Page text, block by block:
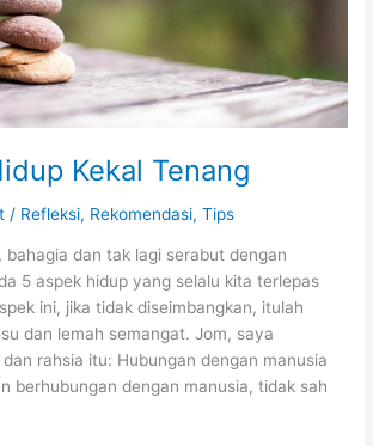
Kekal Tenang
/ Refleksi, Rekomendasi,Tips
bahagia dan tak lagi serabut dengan
5 aspek hidup yang selalu kita terlepas
ini, jika tidak diseimbangkan, itulah
dan lemah semangat. Jom, saya
rahsia itu: Hubungan dengan manusia
berhubungan dengan manusia, tidak sah